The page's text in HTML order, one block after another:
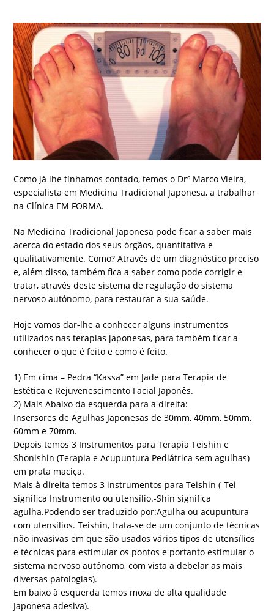
Como já lhe tínhamos contado, temos o Drº Marco Vieira,
especialista em Medicina Tradicional Japonesa, a trabalhar
na Clínica EM FORMA.
Na Medicina Tradicional Japonesa pode ficar a saber mais
acerca do estado dos seus órgãos, quantitativa e
qualitativamente. Como? Através de um diagnóstico preciso
e, além disso, também fica a saber como pode corrigir e
tratar, através deste sistema de regulação do sistema
nervoso autónomo, para restaurar a sua saúde.
Hoje vamos dar-lhe a conhecer alguns instrumentos
utilizados nas terapias japonesas, para também ficar a
conhecer o que é feito e como é feito.
1) Em cima – Pedra “Kassa” em Jade para Terapia de
Estética e Rejuvenescimento Facial Japonês.
2) Mais Abaixo da esquerda para a direita:
Insersores de Agulhas Japonesas de 30mm, 40mm, 50mm,
60mm e 70mm.
Depois temos 3 Instrumentos para Terapia Teishin e
Shonishin (Terapia e Acupuntura Pediátrica sem agulhas)
em prata maciça.
Mais à direita temos 3 instrumentos para Teishin (-Tei
significa Instrumento ou utensílio.-Shin significa
agulha.Podendo ser traduzido por:Agulha ou acupuntura
com utensílios. Teishin, trata-se de um conjunto de técnicas
não invasivas em que são usados vários tipos de utensílios
e técnicas para estimular os pontos e portanto estimular o
sistema nervoso autónomo, com vista a debelar as mais
diversas patologias).
Em baixo à esquerda temos moxa de alta qualidade
Japonesa adesiva).